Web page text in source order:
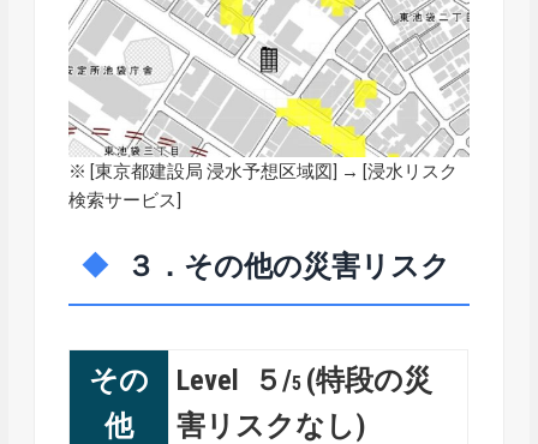
※ [東京都建設局 浸水予想区域図] → [浸水リスク
検索サービス]
３．その他の災害リスク
その
他
Level ５/5 (特段の災
害リスクなし)